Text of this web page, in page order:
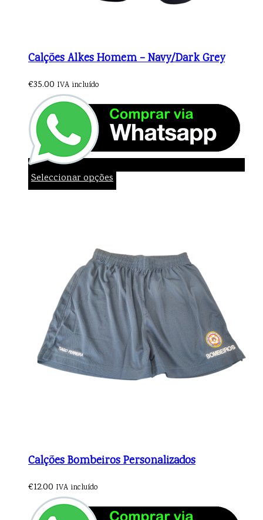
Calções Alkes Homem – Navy/Dark Grey
€35.00 IVA incluído
Seleccionar opções
Calções Bombeiros Personalizados
€12.00 IVA incluído